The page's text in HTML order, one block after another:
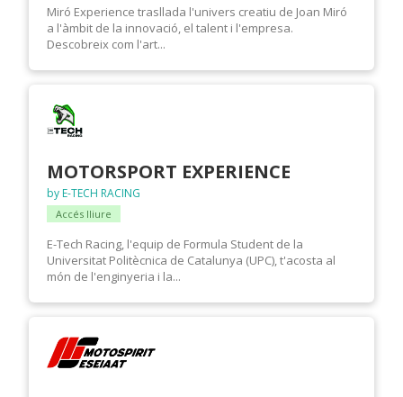
Miró Experience trasllada l'univers creatiu de Joan Miró
a l'àmbit de la innovació, el talent i l'empresa.
Descobreix com l'art...
MOTORSPORT EXPERIENCE
by E-TECH RACING
Accés lliure
E-Tech Racing, l'equip de Formula Student de la
Universitat Politècnica de Catalunya (UPC), t'acosta al
món de l'enginyeria i la...